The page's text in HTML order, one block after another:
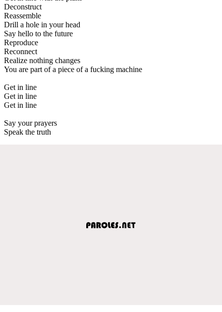
Deconstruct
Reassemble
Drill a hole in your head
Say hello to the future
Reproduce
Reconnect
Realize nothing changes
You are part of a piece of a fucking machine
Get in line
Get in line
Get in line
Say your prayers
Speak the truth